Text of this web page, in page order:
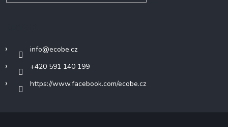
info@ecobe.cz
+420 591 140 199
https://www.facebook.com/ecobe.cz